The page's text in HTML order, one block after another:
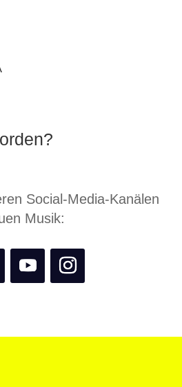
Social-Media-Kanälen
Musik: